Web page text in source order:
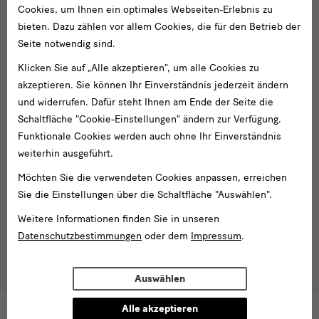
Cookies, um Ihnen ein optimales Webseiten-Erlebnis zu
bieten. Dazu zählen vor allem Cookies, die für den Betrieb der
Seite notwendig sind.
Klicken Sie auf „Alle akzeptieren“, um alle Cookies zu
akzeptieren. Sie können Ihr Einverständnis jederzeit ändern
und widerrufen. Dafür steht Ihnen am Ende der Seite die
Schaltfläche "Cookie-Einstellungen" ändern zur Verfügung.
Funktionale Cookies werden auch ohne Ihr Einverständnis
weiterhin ausgeführt.
Möchten Sie die verwendeten Cookies anpassen, erreichen
Sie die Einstellungen über die Schaltfläche "Auswählen".
Weitere Informationen finden Sie in unseren
Datenschutzbestimmungen oder dem Impressum.
Auswählen
Alle akzeptieren
Social
und
Newsletter
Folgen Sie uns
Facebook
X YoutubeInstagram
SKD
Blog
Newsletter
E-
Adresse
eingeben*
* Pflichtfeld
Ich stimme derDatenschutzerklärungzu.*
Bitte wählen Sie mindestens einen Newsletter aus.
Ich möchte gern folgendeNewsletterabonnieren*
Tel. +49 351 49 14 2000
besucherservice(at)skdmuseum.info